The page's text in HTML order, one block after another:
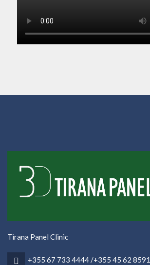
Tirana Panel Clinic
+355 67 733 4444 /+355 45 62 8591